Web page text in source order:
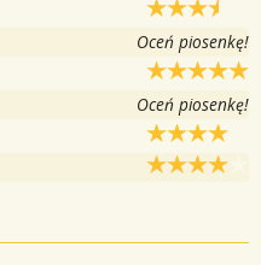
Oceń piosenkę!
Oceń piosenkę!